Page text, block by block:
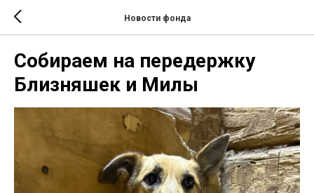
Новости фонда
Собираем на передержку
Близняшек и Милы